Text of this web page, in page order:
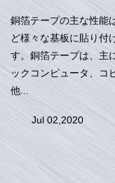
銅箔テープの主な性能
ど様々な基板に貼り付
す。銅箔テープは、主
ックコンピュータ、コ
他...
Jul 02,2020